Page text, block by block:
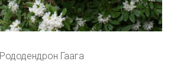
Рододендрон Гаага